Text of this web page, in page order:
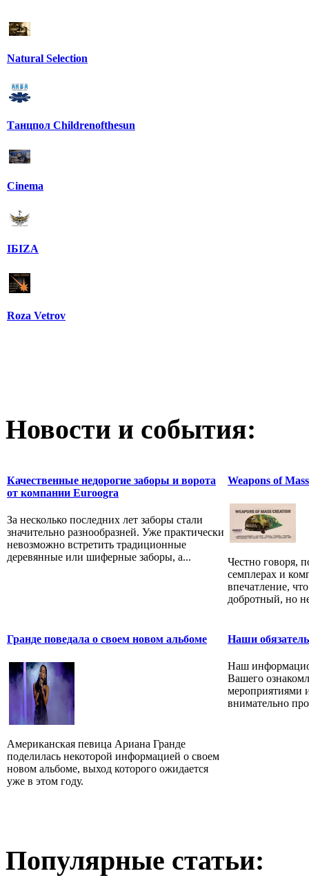
Natural Selection
Танцпол Childrenofthesun
Cinema
IБIZA
Roza Vetrov
Новости и события:
Качественные недорогие заборы и ворота
от компании Euroogra
За несколько последних лет заборы стали
значительно разнообразней. Уже практически
невозможно встретить традиционные
деревянные или шиферные заборы, а...
Weapons of
Честно говоря,
семплерах и
впечатление,
добротный, но
Гранде поведала о своем новом альбоме
Американская певица Ариана Гранде
поделилась некоторой информацией о своем
новом альбоме, выход которого ожидается
уже в этом году.
Наши
Наш
Вашего
мероприятиями
внимательно
Популярные статьи: